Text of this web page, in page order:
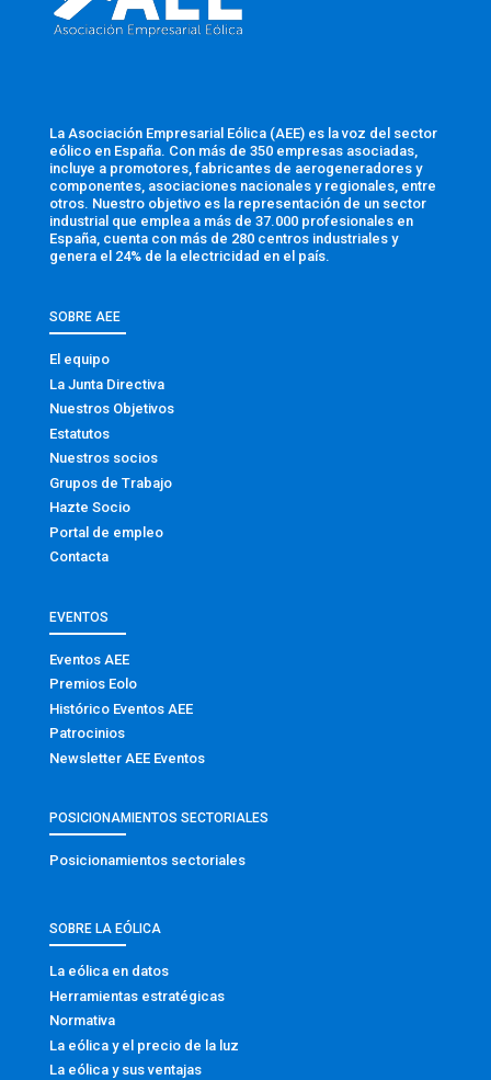
La Asociación Empresarial Eólica (AEE) es la voz del sector
eólico en España. Con más de 350 empresas asociadas,
incluye a promotores, fabricantes de aerogeneradores y
componentes, asociaciones nacionales y regionales, entre
otros. Nuestro objetivo es la representación de un sector
industrial que emplea a más de 37.000 profesionales en
España, cuenta con más de 280 centros industriales y
genera el 24% de la electricidad en el país.
SOBRE AEE
El equipo
La Junta Directiva
Nuestros Objetivos
Estatutos
Nuestros socios
Grupos de Trabajo
Hazte Socio
Portal de empleo
Contacta
EVENTOS
Eventos AEE
Premios Eolo
Histórico Eventos AEE
Patrocinios
Newsletter AEE Eventos
POSICIONAMIENTOS SECTORIALES
Posicionamientos sectoriales
SOBRE LA EÓLICA
La eólica en datos
Herramientas estratégicas
Normativa
La eólica y el precio de la luz
La eólica y sus ventajas